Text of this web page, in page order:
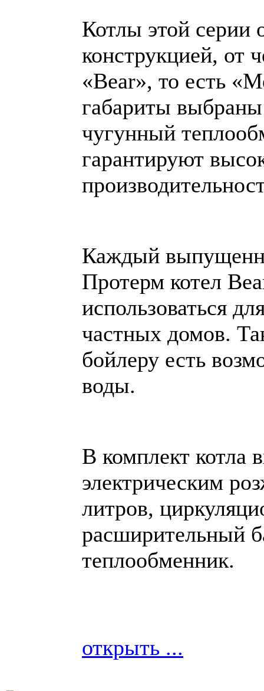
Котлы этой серии
конструкцией, от
«Bear», то есть
габариты
чугунный
гарантируют
Каждый
Протерм котел
использоваться
частных домов.
бойлеру есть
воды.
В комплект котла
электрическим
литров,
расширительный
теплообменник.
открыть ...